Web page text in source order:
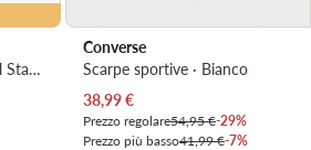
Scarpe da ginnastica · All Star · Grigio
Converse
Scarpe sportive · Bianco
Prezzo attuale
38,99€
Prezzo regolare54,95 €-29%
Prezzo più basso41,99 €-7%